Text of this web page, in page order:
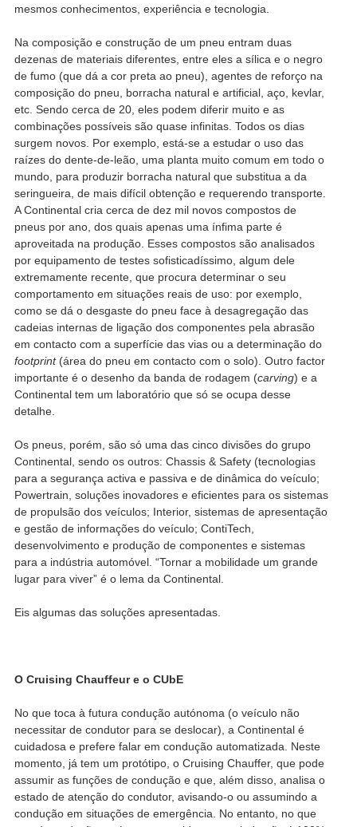
mesmos conhecimentos, experiência e tecnologia.
Na composição e construção de um pneu entram duas
dezenas de materiais diferentes, entre eles a sílica e o negro
de fumo (que dá a cor preta ao pneu), agentes de reforço na
composição do pneu, borracha natural e artificial, aço, kevlar,
etc. Sendo cerca de 20, eles podem diferir muito e as
combinações possíveis são quase infinitas. Todos os dias
surgem novos. Por exemplo, está-se a estudar o uso das
raízes do dente-de-leão, uma planta muito comum em todo o
mundo, para produzir borracha natural que substitua a da
seringueira, de mais difícil obtenção e requerendo transporte.
A Continental cria cerca de dez mil novos compostos de
pneus por ano, dos quais apenas uma ínfima parte é
aproveitada na produção. Esses compostos são analisados
por equipamento de testes sofisticadíssimo, algum dele
extremamente recente, que procura determinar o seu
comportamento em situações reais de uso: por exemplo,
como se dá o desgaste do pneu face à desagregação das
cadeias internas de ligação dos componentes pela abrasão
em contacto com a superfície das vias ou a determinação do
footprint (área do pneu em contacto com o solo). Outro factor
importante é o desenho da banda de rodagem (carving) e a
Continental tem um laboratório que só se ocupa desse
detalhe.
Os pneus, porém, são só uma das cinco divisões do grupo
Continental, sendo os outros: Chassis & Safety (tecnologias
para a segurança activa e passiva e de dinâmica do veículo;
Powertrain, soluções inovadores e eficientes para os sistemas
de propulsão dos veículos; Interior, sistemas de apresentação
e gestão de informações do veículo; ContiTech,
desenvolvimento e produção de componentes e sistemas
para a indústria automóvel. “Tornar a mobilidade um grande
lugar para viver” é o lema da Continental.
Eis algumas das soluções apresentadas.
O Cruising Chauffeur e o CUbE
No que toca à futura condução autónoma (o veículo não
necessitar de condutor para se deslocar), a Continental é
cuidadosa e prefere falar em condução automatizada. Neste
momento, já tem um protótipo, o Cruising Chauffer, que pode
assumir as funções de condução e que, além disso, analisa o
estado de atenção do condutor, avisando-o ou assumindo a
condução em situações de emergência. No entanto, no que